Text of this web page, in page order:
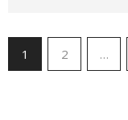
1 2 …